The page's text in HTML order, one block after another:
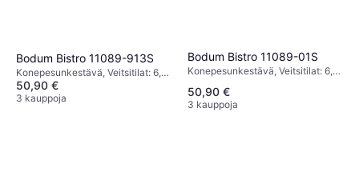
Bodum Bistro 11089-913S
Konepesunkestävä, Veitsitilat: 6,
Väri: Valkoinen, Korkeus: 20.1 cm,
Syvyys: 6.8 cm, Leveys: 21.3 cm,
50,90 €
3 kauppoja
Bodum Bistro 11089-01S
Konepesunkestävä, Veitsitilat: 6,
Syvyys: 6.8 cm, Leveys: 21.3 cm,
Pituus: 22 cm
50,90 €
3 kauppoja